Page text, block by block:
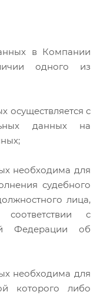
в Компании
одного из
осуществляется с
данных на
необходима для
судебного
лица,
с
Федерации об
необходима для
которого либо